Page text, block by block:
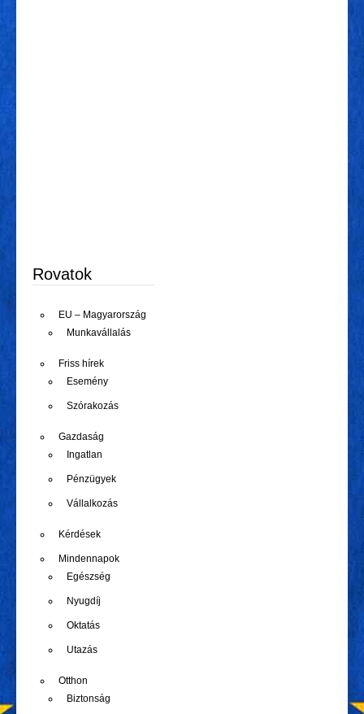
Rovatok
EU – Magyarország
Munkavállalás
Friss hírek
Esemény
Szórakozás
Gazdaság
Ingatlan
Pénzügyek
Vállalkozás
Kérdések
Mindennapok
Egészség
Nyugdíj
Oktatás
Utazás
Otthon
Biztonság